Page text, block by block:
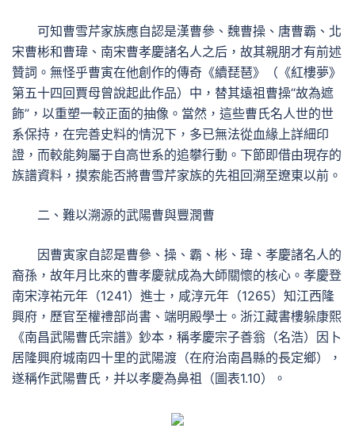
可知曹雪芹家族應自認是漢曹參、魏曹操、唐曹霸、北
宋曹彬和曹瑋、南宋曹孝慶諸名人之后，故其親朋才有前述
贊詞。無怪乎曹寅在他創作的傳奇《續琵琶》（《紅樓夢》
第五十四回賈母曾說起此作品）中，替其遠祖曹操“故為遮
飾”，以重塑一較正面的抽像。當然，這些曹氏名人世的世
系保持，在完善史料的情況下，多已無法從血緣上詳細印
證，而較能夠屬于自高世系的追攀行動。下節即借由現存的
族譜資料，摸索能否將曹雪芹家族的先祖回溯至遼東以前。
二、難以溯源的武陽曹與豐潤曹
因曹寅家自認是曹參、操、霸、彬、瑋、孝慶諸名人的
裔孫，故年月比來的曹孝慶就成為大師關懷的核心。孝慶登
南宋淳祐元年（1241）進士，咸淳元年（1265）知江西隆
興府，歷官至權禮部尚書、端明殿學士。浙江藏書樓躲康熙
《南昌武陽曹氏宗譜》鈔本，稱孝慶宗子善翁（名浩）因卜
居隆興府城南四十里的武陽渡（在府治南昌縣的長定鄉），
遂稱作武陽曹氏，并以孝慶為鼻祖（圖表1.10）。